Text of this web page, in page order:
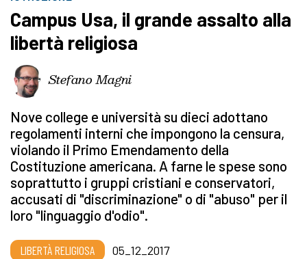
Campus Usa, il grande assalto alla
libertà religiosa
Stefano Magni
Nove college e università su dieci adottano
regolamenti interni che impongono la censura,
violando il Primo Emendamento della
Costituzione americana. A farne le spese sono
soprattutto i gruppi cristiani e conservatori,
accusati di "discriminazione" o di "abuso" per il
loro "linguaggio d'odio".
LIBERTÀ RELIGIOSA 05_12_2017